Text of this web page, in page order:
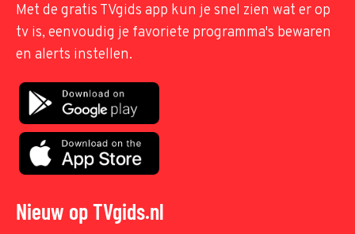
Met de gratis TVgids app kun je snel zien wat er op
tv is, eenvoudig je favoriete programma's bewaren
en alerts instellen.
Nieuw op TVgids.nl